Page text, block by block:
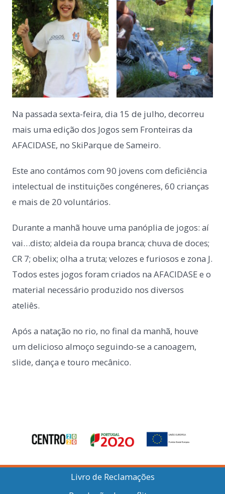
Na passada sexta-feira, dia 15 de julho, decorreu
mais uma edição dos Jogos sem Fronteiras da
AFACIDASE, no SkiParque de Sameiro.
Este ano contámos com 90 jovens com deficiência
intelectual de instituições congéneres, 60 crianças
e mais de 20 voluntários.
Durante a manhã houve uma panóplia de jogos: aí
vai…disto; aldeia da roupa branca; chuva de doces;
CR 7; obelix; olha a truta; velozes e furiosos e zona J.
Todos estes jogos foram criados na AFACIDASE e o
material necessário produzido nos diversos
ateliês.
Após a natação no rio, no final da manhã, houve
um delicioso almoço seguindo-se a canoagem,
slide, dança e touro mecânico.
Livro de Reclamações